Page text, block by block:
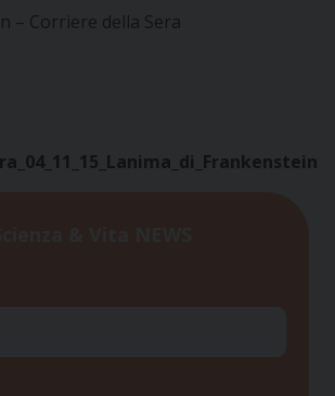
– Corriere della Sera